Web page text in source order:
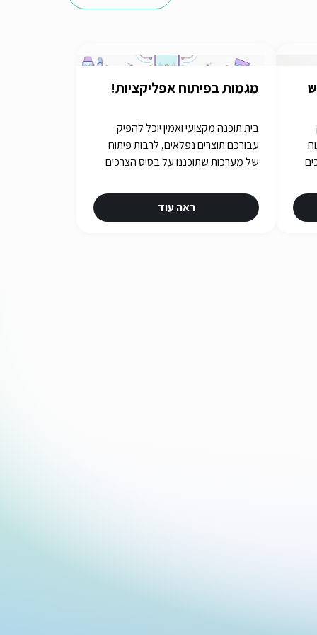
מגמות בפיתוח אפליקציות!
בית תוכנה מקצועי ואמין יוכל להפיק
עבורכם תוצרים נפלאים, לרבות פיתוח
של מערכות שתוכננו על בסיס הצרכים
שלכם? תשובות באתר iGATES
ראה עוד